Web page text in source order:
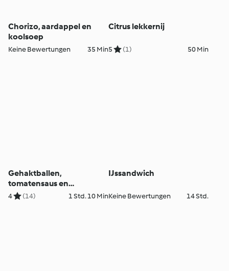
Chorizo, aardappel en
koolsoep
Keine Bewertungen 35 Min
Citrus lekkernij
5 (1) 50 Min
Gehaktballen,
tomatensaus en
Parmezaanse polenta
4 (14) 1 Std. 10 Min
IJssandwich
Keine Bewertungen 14 Std.